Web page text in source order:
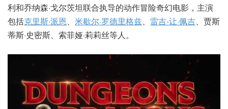
利和乔纳森·戈尔茨坦联合执导的动作冒险奇幻电影，主演
包括克里斯·派恩、 米歇尔·罗德里格兹、 雷吉-让·佩吉、贾斯
蒂斯·史密斯、索菲娅·莉莉丝等人。